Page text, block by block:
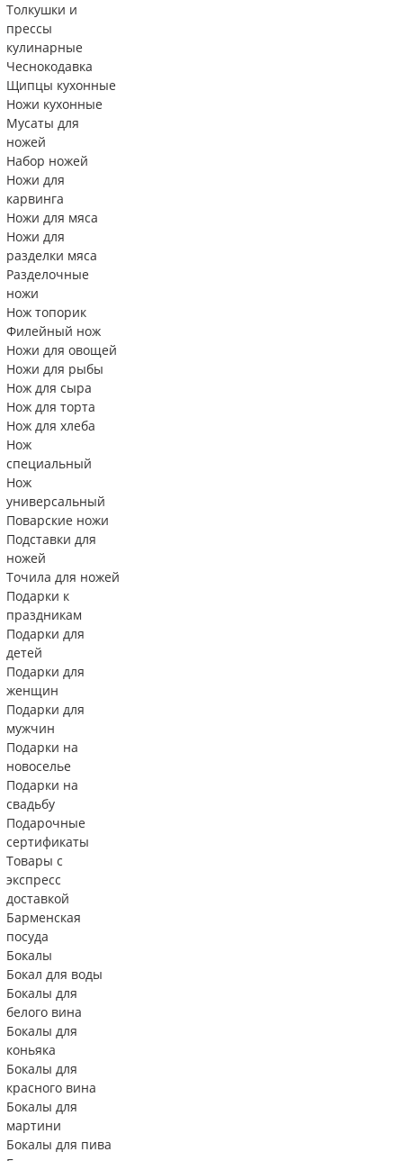
Толкушки и
прессы
кулинарные
Чеснокодавка
Щипцы кухонные
Ножи кухонные
Мусаты для
ножей
Набор ножей
Ножи для
карвинга
Ножи для мяса
Ножи для
разделки мяса
Разделочные
ножи
Нож топорик
Филейный нож
Ножи для овощей
Ножи для рыбы
Нож для сыра
Нож для торта
Нож для хлеба
Нож
специальный
Нож
универсальный
Поварские ножи
Подставки для
ножей
Точила для ножей
Подарки к
праздникам
Подарки для
детей
Подарки для
женщин
Подарки для
мужчин
Подарки на
новоселье
Подарки на
свадьбу
Подарочные
сертификаты
Товары с
экспресс
доставкой
Барменская
посуда
Бокалы
Бокал для воды
Бокалы для
белого вина
Бокалы для
коньяка
Бокалы для
красного вина
Бокалы для
мартини
Бокалы для пива